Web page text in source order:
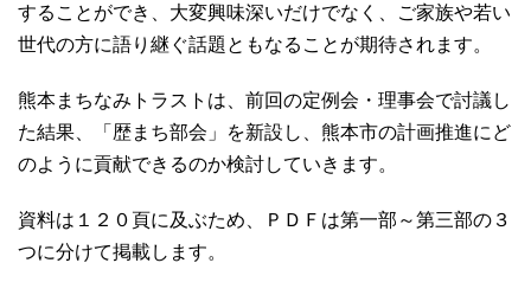
することができ、大変興味深いだけでなく、ご家族や若い
世代の方に語り継ぐ話題ともなることが期待されます。
熊本まちなみトラストは、前回の定例会・理事会で討議し
た結果、「歴まち部会」を新設し、熊本市の計画推進にど
のように貢献できるのか検討していきます。
資料は１２０頁に及ぶため、ＰＤＦは第一部～第三部の３
つに分けて掲載します。